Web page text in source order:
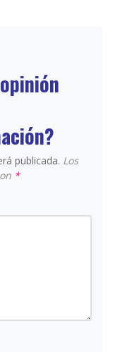
publicada. Los
*